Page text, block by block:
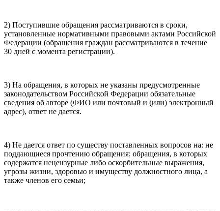
правила возвратабилетов, а такжеправила посещения
театра.
Я ознакомлен(-а) сПолитикой ГАУКСО
«УГТЭ» в отношении обработки персональных данных
(политикой конфиденциальности)
своё согласие на обработку своих персональных данных
покупаю билет(-ы) для лиц, соответсвующих возрастной
категории мероприятия.
Подтвердить
2) Поступившие обращения рассматриваются в сроки,
установленные нормативными правовыми актами Российской
Федерации (обращения граждан рассматриваются в течение
30 дней с момента регистрации).
3) На обращения, в которых не указаны предусмотренные
законодательством Российской Федерации обязательные
сведения об авторе (ФИО или почтовый и (или) электронный
адрес), ответ не дается.
4) Не дается ответ по существу поставленных вопросов на: не
поддающиеся прочтению обращения; обращения, в которых
содержатся нецензурные либо оскорбительные выражения,
угрозы жизни, здоровью и имуществу должностного лица, а
также членов его семьи;